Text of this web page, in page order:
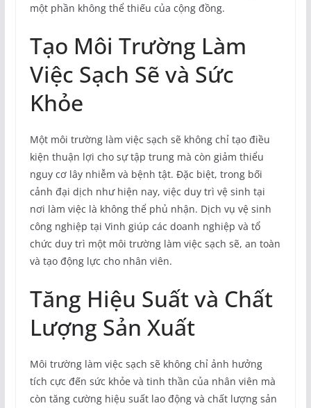
một phần không thể thiếu của cộng đồng.
Tạo Môi Trường Làm
Việc Sạch Sẽ và Sức
Khỏe
Một môi trường làm việc sạch sẽ không chỉ tạo điều
kiện thuận lợi cho sự tập trung mà còn giảm thiểu
nguy cơ lây nhiễm và bệnh tật. Đặc biệt, trong bối
cảnh đại dịch như hiện nay, việc duy trì vệ sinh tại
nơi làm việc là không thể phủ nhận. Dịch vụ vệ sinh
công nghiệp tại Vinh giúp các doanh nghiệp và tổ
chức duy trì một môi trường làm việc sạch sẽ, an toàn
và tạo động lực cho nhân viên.
Tăng Hiệu Suất và Chất
Lượng Sản Xuất
Môi trường làm việc sạch sẽ không chỉ ảnh hưởng
tích cực đến sức khỏe và tinh thần của nhân viên mà
còn tăng cường hiệu suất lao động và chất lượng sản